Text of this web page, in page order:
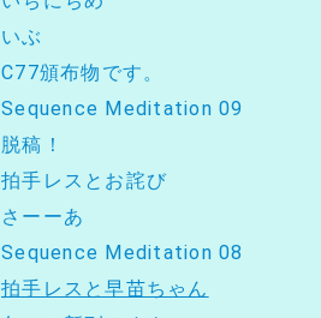
いぶ
C77頒布物です。
Sequence Meditation 09
脱稿！
拍手レスとお詫び
さーーあ
Sequence Meditation 08
拍手レスと早苗ちゃん